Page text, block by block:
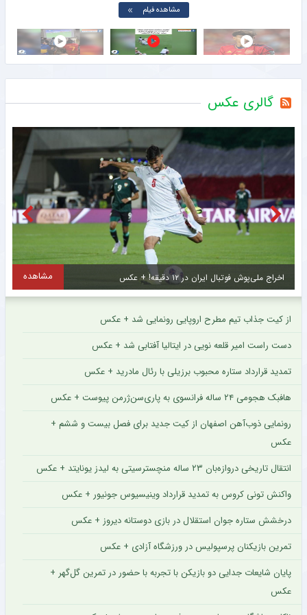
مشاهده فیلم
گالری عکس
اخراج ملی‌پوش فوتبال ایران در ۱۲ دقیقه! + عکس مشاهده
از کیت جذاب تیم مطرح اروپایی رونمایی شد + عکس
دست راست امیر قلعه نویی در ایتالیا آفتابی شد + عکس
تمدید قرارداد ستاره محبوب برزیلی با رئال مادرید + عکس
هافبک هجومی ۲۴ ساله فرانسوی به پاری‌سن‌ژرمن پیوست + عکس
رونمایی ذوب‌آهن اصفهان از کیت جدید برای فصل بیست و ششم +
عکس
انتقال تاریخی دروازه‌بان ۲۳ ساله منچسترسیتی به لیدز یونایتد + عکس
واکنش تونی کروس به تمدید قرارداد وینیسیوس جونیور + عکس
درخشش ستاره جوان استقلال در بازی دوستانه دیروز + عکس
تمرین بازیکنان پرسپولیس در ورزشگاه آزادی + عکس
پایان شایعات جدایی دو بازیکن با تجربه با حضور در تمرین گل‌گهر +
عکس